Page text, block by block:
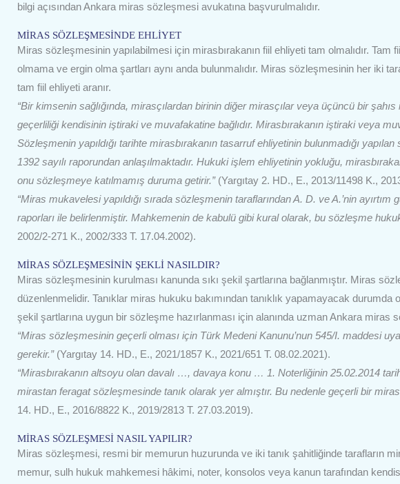
bilgi açısından Ankara miras sözleşmesi avukatına başvurulmalıdır.
MİRAS SÖZLEŞMESİNDE EHLİYET
Miras sözleşmesinin yapılabilmesi için mirasbırakanın fiil ehliyeti tam olmalıdır. Tam
olmama ve ergin olma şartları aynı anda bulunmalıdır. Miras sözleşmesinin her iki
tam fiil ehliyeti aranır.
“Bir kimsenin sağlığında, mirasçılardan birinin diğer mirasçılar veya üçüncü bir
geçerliliği kendisinin iştiraki ve muvafakatine bağlıdır. Mirasbırakanın iştiraki veya
Sözleşmenin yapıldığı tarihte mirasbırakanın tasarruf ehliyetinin bulunmadığı
1392 sayılı raporundan anlaşılmaktadır. Hukuki işlem ehliyetinin yokluğu,
onu sözleşmeye katılmamış duruma getirir.”(Yargıtay 2. HD., E., 2013/11498 K.,
“Miras mukavelesi yapıldığı sırada sözleşmenin taraflarından A. D. ve A.’nin
raporları ile belirlenmiştir. Mahkemenin de kabulü gibi kural olarak, bu sözleşme
2002/2-271 K., 2002/333 T. 17.04.2002).
MİRAS SÖZLEŞMESİNİN ŞEKLİ NASILDIR?
Miras sözleşmesinin kurulması kanunda sıkı şekil şartlarına bağlanmıştır. Miras
düzenlenmelidir. Tanıklar miras hukuku bakımından tanıklık yapamayacak durumda
şekil şartlarına uygun bir sözleşme hazırlanması için alanında uzman Ankara miras
“Miras sözleşmesinin geçerli olması için Türk Medeni Kanunu’nun 545/I. maddesi
gerekir.”(Yargıtay 14. HD., E., 2021/1857 K., 2021/651 T. 08.02.2021).
“Mirasbırakanın altsoyu olan davalı …, davaya konu … 1. Noterliğinin 25.02.2014
mirastan feragat sözleşmesinde tanık olarak yer almıştır. Bu nedenle geçerli bir
14. HD., E., 2016/8822 K., 2019/2813 T. 27.03.2019).
MİRAS SÖZLEŞMESİ NASIL YAPILIR?
Miras sözleşmesi, resmi bir memurun huzurunda ve iki tanık şahitliğinde tarafların
memur, sulh hukuk mahkemesi hâkimi, noter, konsolos veya kanun tarafından